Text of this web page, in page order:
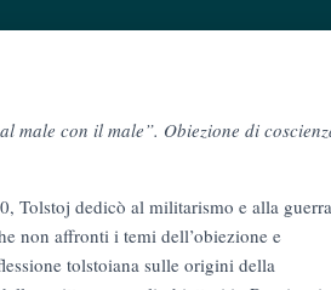
male con il male”. Obiezione di
Tolstoj dedicò al militarismo e alla guerra
non affronti i temi dell’obiezione e
tolstoiana sulle origini della